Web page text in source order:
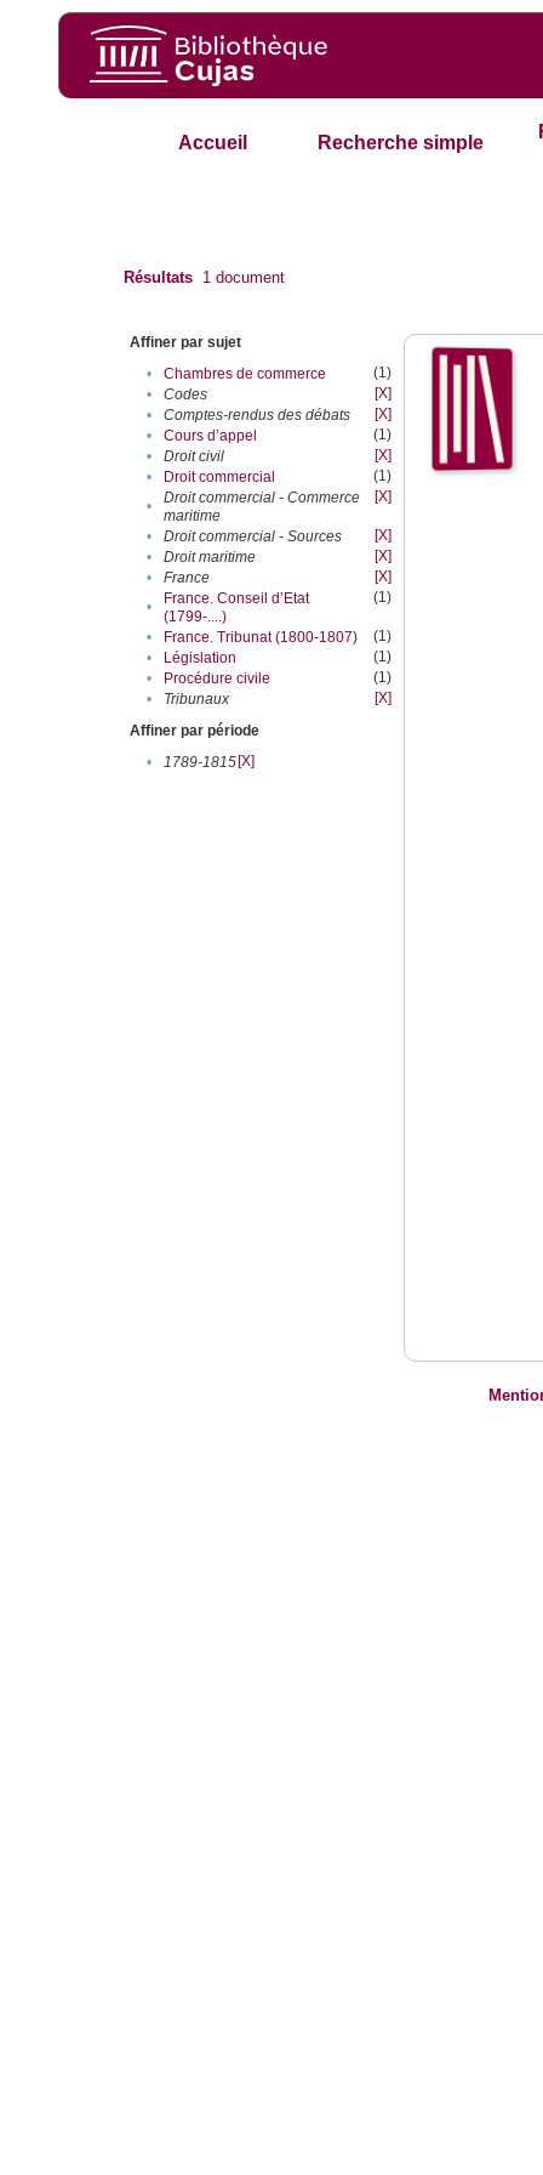
Accueil Recherche simple
Résultats 1 document
Affiner par sujet
•
Chambres de commerce
(1)
•
Codes
[X]
•
Comptes-rendus des débats
[X]
•
Cours d’appel
(1)
•
Droit civil
[X]
•
Droit commercial
(1)
•
Droit commercial - Commerce
maritime
[X]
• Droit commercial - Sources
[X]
•
Droit maritime
[X]
•
France
[X]
•
France. Conseil d’Etat
(1799-....)
(1)
• France. Tribunat (1800-1807)
(1)
•
Législation
(1)
•
Procédure civile
(1)
•
Tribunaux
[X]
Affiner par période
•
1789-1815[X]